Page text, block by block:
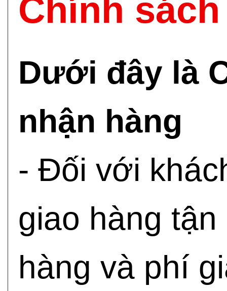
Chính
Dưới đây là
nhận hàng
- Đối với
giao hàng
hàng và phí